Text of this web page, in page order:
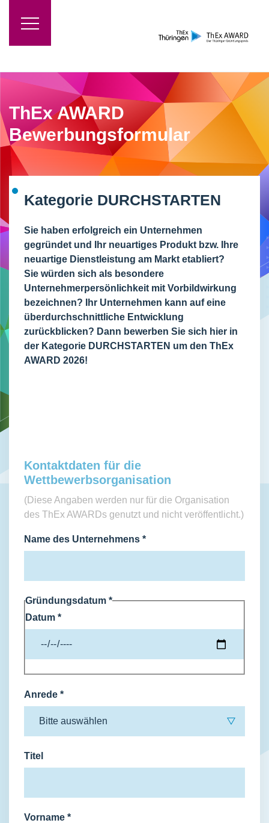
ThEx AWARD
Bewerbungsformular
Kategorie DURCHSTARTEN
Sie haben erfolgreich ein Unternehmen
gegründet und Ihr neuartiges Produkt bzw. Ihre
neuartige Dienstleistung am Markt etabliert?
Sie würden sich als besondere
Unternehmerpersönlichkeit mit Vorbildwirkung
bezeichnen? Ihr Unternehmen kann auf eine
überdurchschnittliche Entwicklung
zurückblicken? Dann bewerben Sie sich hier in
der Kategorie DURCHSTARTEN um den ThEx
AWARD 2026!
Kontaktdaten für die
Wettbewerbsorganisation
(Diese Angaben werden nur für die Organisation
des ThEx AWARDs genutzt und nicht veröffentlicht.)
Name des Unternehmens *
Gründungsdatum *
Datum *
Anrede *
Titel
Vorname *